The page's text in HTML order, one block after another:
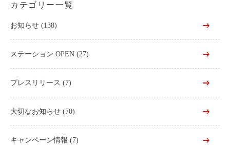
カテゴリー一覧
お知らせ (138)
ステーション OPEN (27)
プレスリリース (7)
大切なお知らせ (70)
キャンペーン情報 (7)